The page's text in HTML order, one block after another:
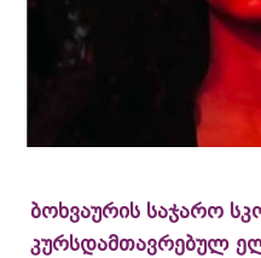
ბოხვაურის საჯარო
კურსდამთავრებულ